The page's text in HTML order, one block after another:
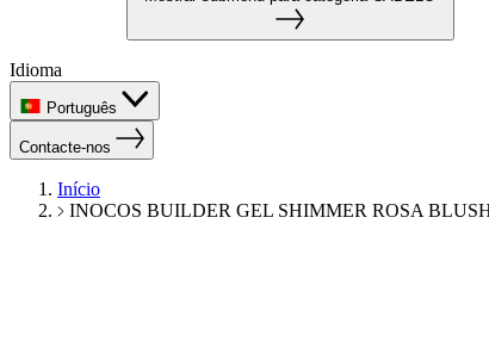
Idioma
Português
Contacte-nos
Início
INOCOS BUILDER GEL SHIMMER ROSA